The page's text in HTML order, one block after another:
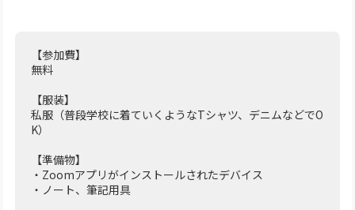
【参加費】
無料
【服装】
私服（普段学校に着ていくようなTシャツ、デニムなどでO
K）
【準備物】
・Zoomアプリがインストールされたデバイス
・ノート、筆記用具